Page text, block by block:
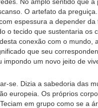
O artefato da
espessura a depender
o tecido que sustentaria os
conexão com o mundo,
que seu
impondo um novo jeito de
se. Dizia a sabedoria das
europeia. Os próprios
em grupo como se a